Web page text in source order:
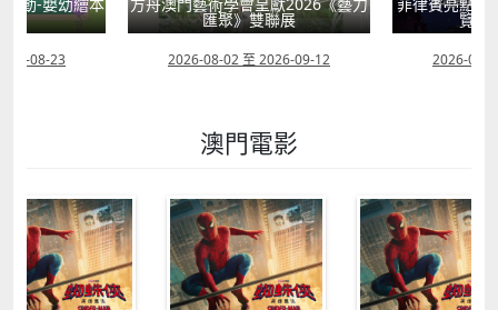
08-23
匯聚》雙聯展
2026-08-02 至 2026-09-12
覽會
2026-07-
澳門電影